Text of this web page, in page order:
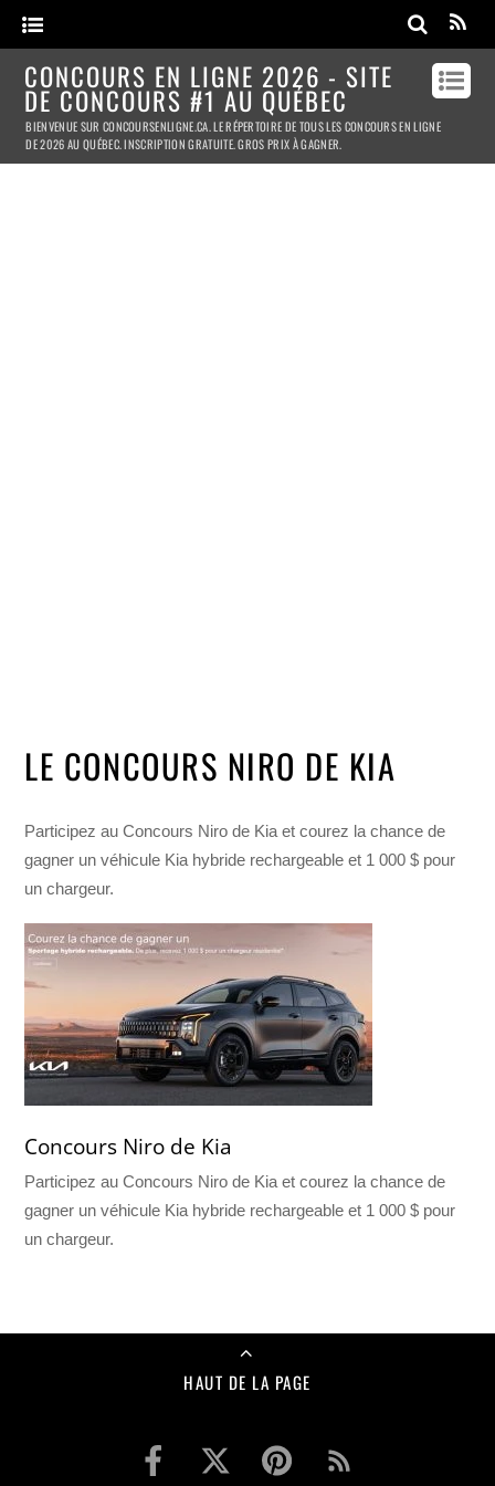
CONCOURS EN LIGNE 2026 - SITE
DE CONCOURS #1 AU QUÉBEC
BIENVENUE SUR CONCOURSENLIGNE.CA. LE RÉPERTOIRE DE TOUS LES CONCOURS EN LIGNE
DE 2026 AU QUÉBEC. INSCRIPTION GRATUITE. GROS PRIX À GAGNER.
LE CONCOURS NIRO DE KIA
Participez au Concours Niro de Kia et courez la chance de
gagner un véhicule Kia hybride rechargeable et 1 000 $ pour
un chargeur.
Concours Niro de Kia
Participez au Concours Niro de Kia et courez la chance de
gagner un véhicule Kia hybride rechargeable et 1 000 $ pour
un chargeur.
HAUT DE LA PAGE